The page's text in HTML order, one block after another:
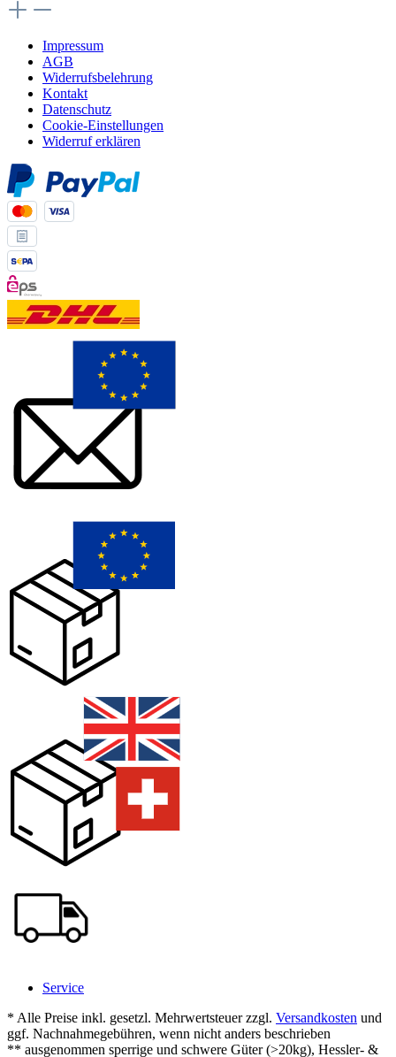
Impressum
AGB
Widerrufsbelehrung
Kontakt
Datenschutz
Cookie-Einstellungen
Widerruf erklären
Service
* Alle Preise inkl. gesetzl. Mehrwertsteuer zzgl. Versandkosten und
ggf. Nachnahmegebühren, wenn nicht anders beschrieben
** ausgenommen sperrige und schwere Güter (>20kg), Hessler- &